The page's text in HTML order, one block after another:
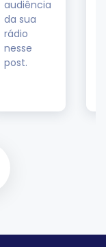
a solução
para o
uso de
dados na
sua